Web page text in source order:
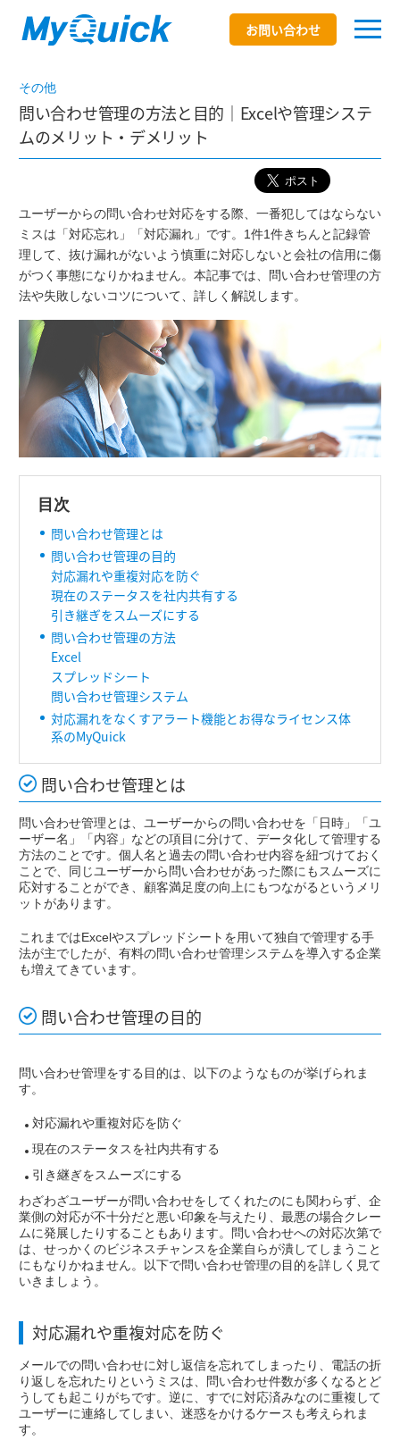
お問い合わせ
その他
問い合わせ管理の方法と目的｜Excelや管理システ
ムのメリット・デメリット
ユーザーからの問い合わせ対応をする際、一番犯してはならない
ミスは「対応忘れ」「対応漏れ」です。1件1件きちんと記録管
理して、抜け漏れがないよう慎重に対応しないと会社の信用に傷
がつく事態になりかねません。本記事では、問い合わせ管理の方
法や失敗しないコツについて、詳しく解説します。
目次
問い合わせ管理とは
問い合わせ管理の目的
対応漏れや重複対応を防ぐ
現在のステータスを社内共有する
引き継ぎをスムーズにする
問い合わせ管理の方法
Excel
スプレッドシート
問い合わせ管理システム
対応漏れをなくすアラート機能とお得なライセンス体
系のMyQuick
問い合わせ管理とは
問い合わせ管理とは、ユーザーからの問い合わせを「日時」「ユ
ーザー名」「内容」などの項目に分けて、データ化して管理する
方法のことです。個人名と過去の問い合わせ内容を紐づけておく
ことで、同じユーザーから問い合わせがあった際にもスムーズに
応対することができ、顧客満足度の向上にもつながるというメリ
ットがあります。
これまではExcelやスプレッドシートを用いて独自で管理する手
法が主でしたが、有料の問い合わせ管理システムを導入する企業
も増えてきています。
問い合わせ管理の目的
問い合わせ管理をする目的は、以下のようなものが挙げられま
す。
対応漏れや重複対応を防ぐ
現在のステータスを社内共有する
引き継ぎをスムーズにする
わざわざユーザーが問い合わせをしてくれたのにも関わらず、企
業側の対応が不十分だと悪い印象を与えたり、最悪の場合クレー
ムに発展したりすることもあります。問い合わせへの対応次第で
は、せっかくのビジネスチャンスを企業自らが潰してしまうこと
にもなりかねません。以下で問い合わせ管理の目的を詳しく見て
いきましょう。
対応漏れや重複対応を防ぐ
メールでの問い合わせに対し返信を忘れてしまったり、電話の折
り返しを忘れたりというミスは、問い合わせ件数が多くなるとど
うしても起こりがちです。逆に、すでに対応済みなのに重複して
ユーザーに連絡してしまい、迷惑をかけるケースも考えられま
す。